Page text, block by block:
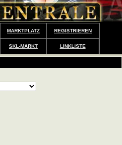
MARKTPLATZ REGISTRIEREN
SKL-MARKT LINKLISTE